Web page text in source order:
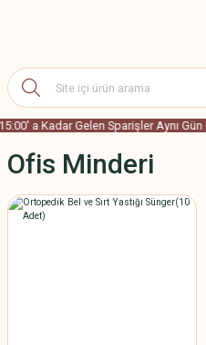
a Kadar Gelen Sparişler Aynı Gün
Ofis Minderi